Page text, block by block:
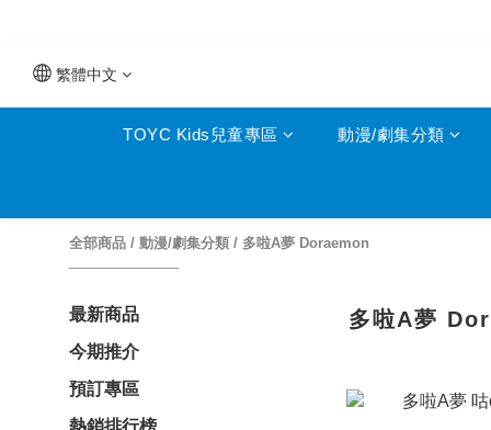
繁體中文
TOYC Kids兒童專區 動漫/劇集分類
全部商品 / 動漫/劇集分類 / 多啦A夢 Doraemon
最新商品
今期推介
預訂專區
熱銷排行榜
多啦A夢